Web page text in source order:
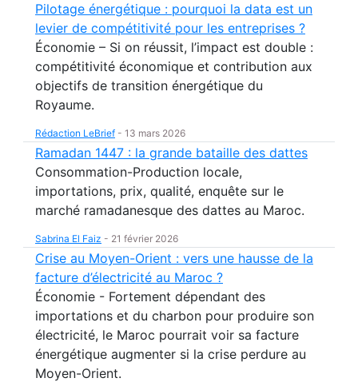
Pilotage énergétique : pourquoi la data est un
levier de compétitivité pour les entreprises ?
Économie – Si on réussit, l’impact est double :
compétitivité économique et contribution aux
objectifs de transition énergétique du
Royaume.
Rédaction LeBrief - 13 mars 2026
Ramadan 1447 : la grande bataille des dattes
Consommation-Production locale,
importations, prix, qualité, enquête sur le
marché ramadanesque des dattes au Maroc.
Sabrina El Faiz - 21 février 2026
Crise au Moyen-Orient : vers une hausse de la
facture d’électricité au Maroc ?
Économie - Fortement dépendant des
importations et du charbon pour produire son
électricité, le Maroc pourrait voir sa facture
énergétique augmenter si la crise perdure au
Moyen-Orient.